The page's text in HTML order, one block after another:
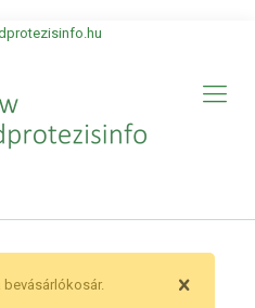
bevásárlókosár.